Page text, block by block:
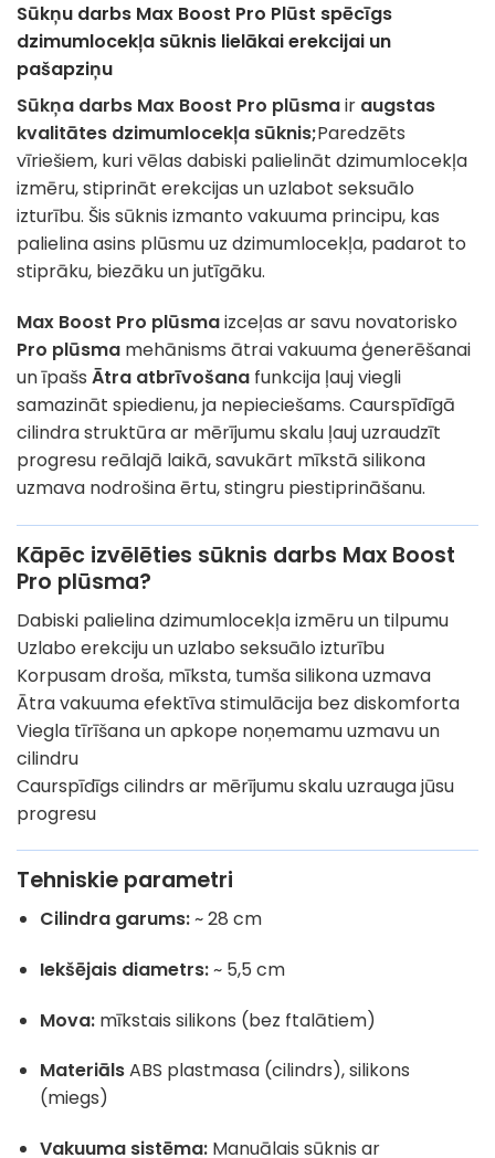
Sūkņu darbs Max Boost Pro Plūst spēcīgs
dzimumlocekļa sūknis lielākai erekcijai un
pašapziņu
Sūkņa darbs Max Boost Pro plūsmair augstas
kvalitātes dzimumlocekļa sūknis;Paredzēts
vīriešiem, kuri vēlas dabiski palielināt dzimumlocekļa
izmēru, stiprināt erekcijas un uzlabot seksuālo
izturību. Šis sūknis izmanto vakuuma principu, kas
palielina asins plūsmu uz dzimumlocekļa, padarot to
stiprāku, biezāku un jutīgāku.
Max Boost Pro plūsmaizceļas ar savu novatorisko
Pro plūsma mehānisms ātrai vakuuma ģenerēšanai
un īpašs Ātra atbrīvošana funkcija ļauj viegli
samazināt spiedienu, ja nepieciešams. Caurspīdīgā
cilindra struktūra ar mērījumu skalu ļauj uzraudzīt
progresu reālajā laikā, savukārt mīkstā silikona
uzmava nodrošina ērtu, stingru piestiprināšanu.
Kāpēc izvēlēties sūknis darbs Max Boost
Pro plūsma?
Dabiski palielina dzimumlocekļa izmēru un tilpumu
Uzlabo erekciju un uzlabo seksuālo izturību
Korpusam droša, mīksta, tumša silikona uzmava
Ātra vakuuma efektīva stimulācija bez diskomforta
Viegla tīrīšana un apkope noņemamu uzmavu un
cilindru
Caurspīdīgs cilindrs ar mērījumu skalu uzrauga jūsu
progresu
Tehniskie parametri
Cilindra garums:~ 28 cm
Iekšējais diametrs:~ 5,5 cm
Mova:mīkstais silikons (bez ftalātiem)
MateriālsABS plastmasa (cilindrs), silikons
(miegs)
Vakuuma sistēma:Manuālais sūknis ar